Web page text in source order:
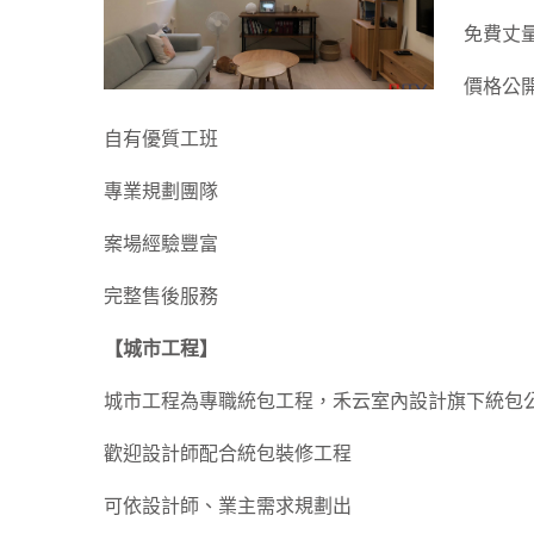
免費丈
價格公
自有優質工班
專業規劃團隊
案場經驗豐富
完整售後服務
【城市工程】
城市工程為專職統包工程，禾云室內設計旗下統包
歡迎設計師配合統包裝修工程
可依設計師、業主需求規劃出